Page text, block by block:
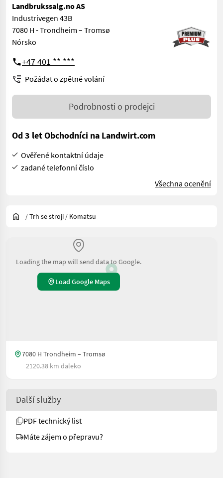
Landbrukssalg.no AS
Industrivegen 43B
7080 H - Trondheim – Tromsø
Nórsko
+47 401 ** ***
Požádat o zpětné volání
Podrobnosti o prodejci
Od 3 let Obchodníci na Landwirt.com
Ověřené kontaktní údaje
zadané telefonní číslo
Všechna ocenění
/Trh se stroji / Komatsu
Loading the map will send data to Google.
Load Google Maps
7080 H Trondheim – Tromsø
2120.38 km daleko
Další služby
PDF technický list
Máte zájem o přepravu?